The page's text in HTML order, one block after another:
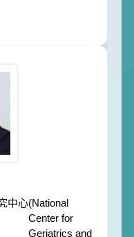
中心(National
Center for
Geriatrics and